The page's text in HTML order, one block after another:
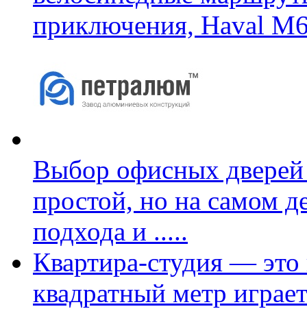
приключения, Haval
Выбор офисных дверей
простой, но на самом
подхода и .....
Квартира-студия —
квадратный метр